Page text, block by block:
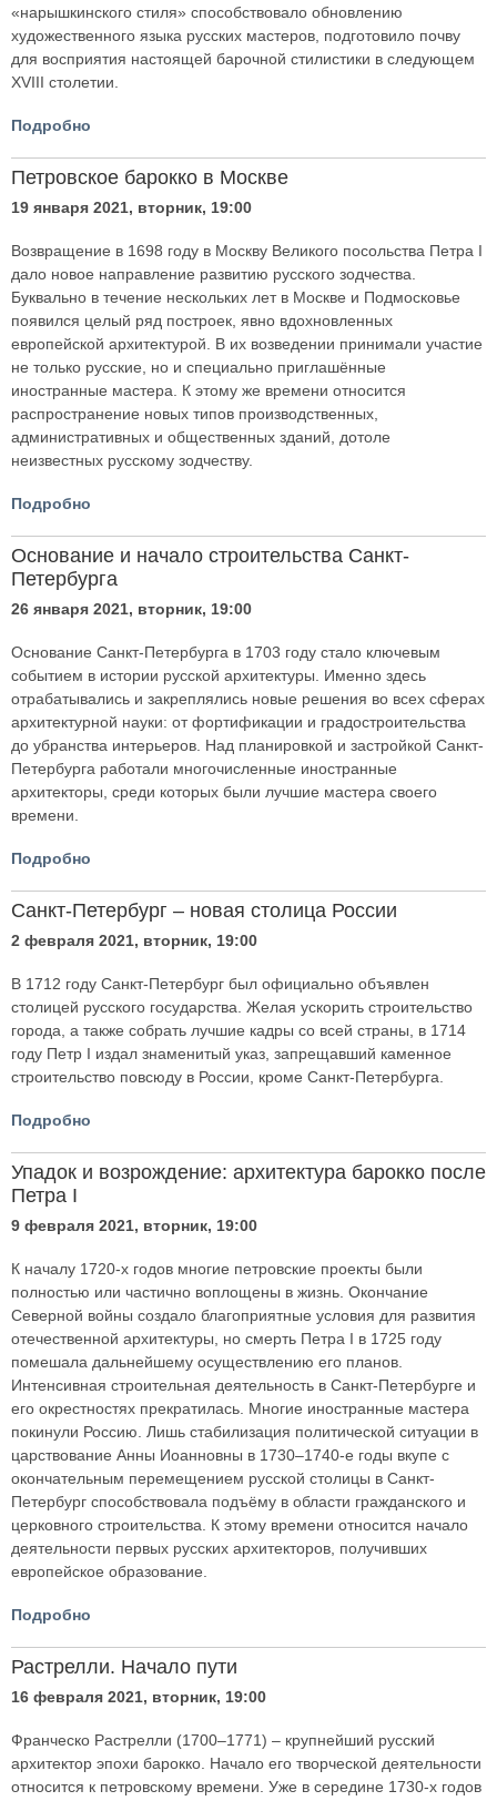
«нарышкинского стиля» способствовало обновлению
художественного языка русских мастеров, подготовило почву
для восприятия настоящей барочной стилистики в следующем
XVIII столетии.
Подробно
Петровское барокко в Москве
19 января 2021, вторник, 19:00
Возвращение в 1698 году в Москву Великого посольства Петра I
дало новое направление развитию русского зодчества.
Буквально в течение нескольких лет в Москве и Подмосковье
появился целый ряд построек, явно вдохновленных
европейской архитектурой. В их возведении принимали участие
не только русские, но и специально приглашённые
иностранные мастера. К этому же времени относится
распространение новых типов производственных,
административных и общественных зданий, дотоле
неизвестных русскому зодчеству.
Подробно
Основание и начало строительства Санкт-
Петербурга
26 января 2021, вторник, 19:00
Основание Санкт-Петербурга в 1703 году стало ключевым
событием в истории русской архитектуры. Именно здесь
отрабатывались и закреплялись новые решения во всех сферах
архитектурной науки: от фортификации и градостроительства
до убранства интерьеров. Над планировкой и застройкой Санкт-
Петербурга работали многочисленные иностранные
архитекторы, среди которых были лучшие мастера своего
времени.
Подробно
Санкт-Петербург – новая столица России
2 февраля 2021, вторник, 19:00
В 1712 году Санкт-Петербург был официально объявлен
столицей русского государства. Желая ускорить строительство
города, а также собрать лучшие кадры со всей страны, в 1714
году Петр I издал знаменитый указ, запрещавший каменное
строительство повсюду в России, кроме Санкт-Петербурга.
Подробно
Упадок и возрождение: архитектура барокко после
Петра I
9 февраля 2021, вторник, 19:00
К началу 1720-х годов многие петровские проекты были
полностью или частично воплощены в жизнь. Окончание
Северной войны создало благоприятные условия для развития
отечественной архитектуры, но смерть Петра I в 1725 году
помешала дальнейшему осуществлению его планов.
Интенсивная строительная деятельность в Санкт-Петербурге и
его окрестностях прекратилась. Многие иностранные мастера
покинули Россию. Лишь стабилизация политической ситуации в
царствование Анны Иоанновны в 1730–1740-е годы вкупе с
окончательным перемещением русской столицы в Санкт-
Петербург способствовала подъёму в области гражданского и
церковного строительства. К этому времени относится начало
деятельности первых русских архитекторов, получивших
европейское образование.
Подробно
Растрелли. Начало пути
16 февраля 2021, вторник, 19:00
Франческо Растрелли (1700–1771) – крупнейший русский
архитектор эпохи барокко. Начало его творческой деятельности
относится к петровскому времени. Уже в середине 1730-х годов